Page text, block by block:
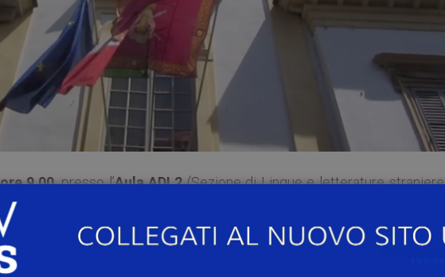
ore 9.00, presso l’Aula ADL2(Sezione di Lingue e letterature straniere
c – 2° piano), si terrà il seminario “
(1936-1939)” .